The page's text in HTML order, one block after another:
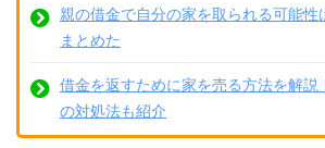
親の借金で自分の家を取られる可能性
まとめた
借金を返すために家を売る方法を解説
の対処法も紹介